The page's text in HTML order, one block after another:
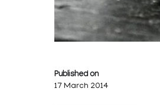
Published on
17 March 2014